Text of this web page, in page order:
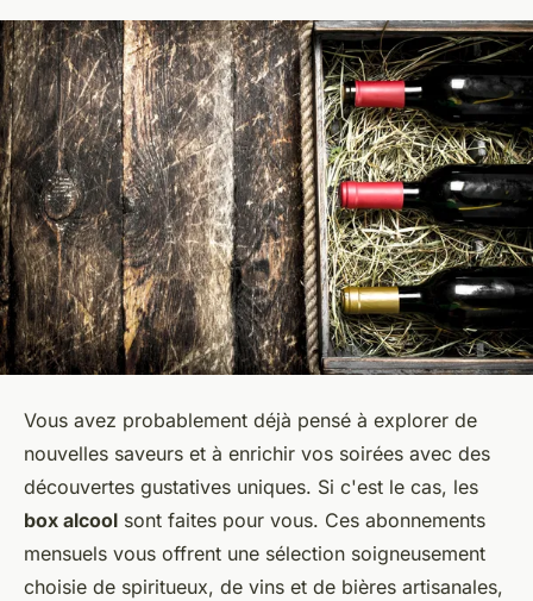
Vous avez probablement déjà pensé à explorer de
nouvelles saveurs et à enrichir vos soirées avec des
découvertes gustatives uniques. Si c'est le cas, les
box alcool sont faites pour vous. Ces abonnements
mensuels vous offrent une sélection soigneusement
choisie de spiritueux, de vins et de bières artisanales,